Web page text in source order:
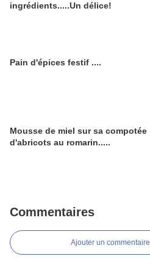
ingrédients.....Un délice!
Pain d'épices festif ....
Mousse de miel sur sa compotée
d'abricots au romarin.....
Commentaires
Ajouter un commentaire